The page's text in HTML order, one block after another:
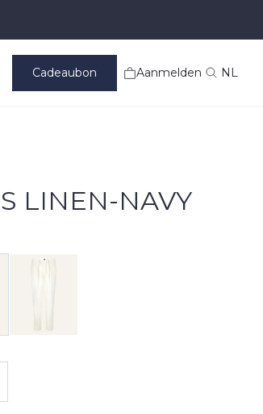
Cadeaubon Aanmelden NL
LINEN-NAVY